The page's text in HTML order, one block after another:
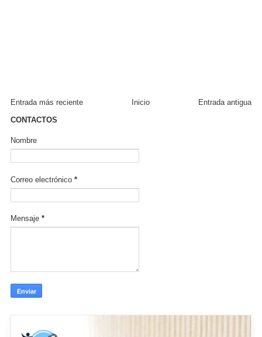
Entrada más reciente Entrada antigua
Inicio
CONTACTOS
Nombre
Correo electrónico *
Mensaje *